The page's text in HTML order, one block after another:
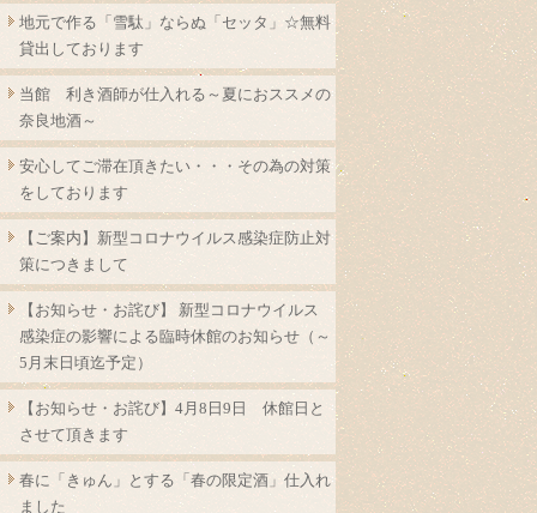
地元で作る「雪駄」ならぬ「セッタ」☆無料
貸出しております
当館 利き酒師が仕入れる～夏におススメの
奈良地酒～
安心してご滞在頂きたい・・・その為の対策
をしております
【ご案内】新型コロナウイルス感染症防止対
策につきまして
【お知らせ・お詫び】 新型コロナウイルス
感染症の影響による臨時休館のお知らせ（～
5月末日頃迄予定）
【お知らせ・お詫び】4月8日9日 休館日と
させて頂きます
春に「きゅん」とする「春の限定酒」仕入れ
ました